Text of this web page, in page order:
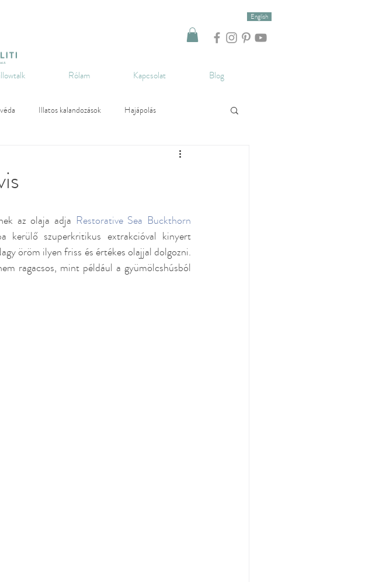
English
Rólam Kapcsolat Blog
Illatos kalandozások Hajápolás
Természetes szépség A hónap illóolaja
az olaja adja Restorative Sea Buckthorn
kerülő szuperkritikus extrakcióval kinyert
öröm ilyen friss és értékes olajjal dolgozni.
ragacsos, mint például a gyümölcshúsból